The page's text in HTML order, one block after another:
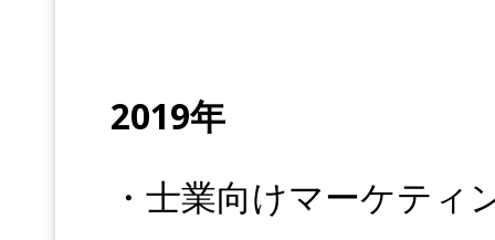
2019年
・士業向けマーケティ